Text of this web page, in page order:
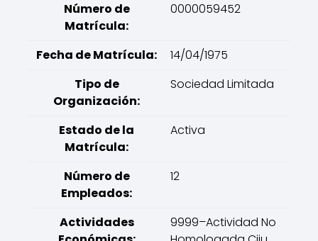
Número de
Matrícula:
0000059452
Fecha de Matrícula:
14/04/1975
Tipo de
Organización:
Sociedad Limitada
Estado de la
Matrícula:
Activa
Número de
Empleados:
12
Actividades
9999–Actividad No